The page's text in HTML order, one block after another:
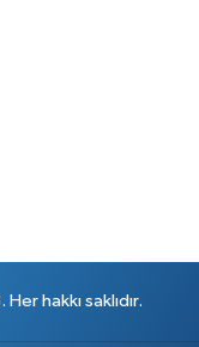
hakkı saklıdır.